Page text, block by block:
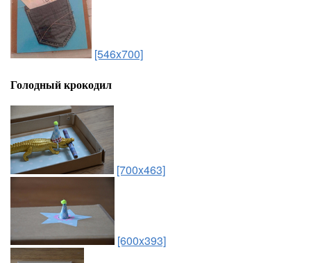
[546x700]
Голодный крокодил
[700x463]
[600x393]